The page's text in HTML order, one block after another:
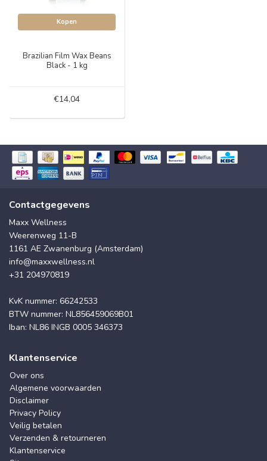
Kopen
Brazilian Film Wax Beans
Black - 1 kg
€14,04
Contactgegevens
Maxx Wellness
Weerenweg 11-B
1161 AE Zwanenburg (Amsterdam)
info@maxxwellness.nl
+31 204970819
KvK nummer: 66242533
BTW nummer: NL856459069B01
Iban: NL86 INGB 0005 346373
Klantenservice
Over ons
Algemene voorwaarden
Disclaimer
Privacy Policy
Veilig betalen
Verzenden & retourneren
Klantenservice